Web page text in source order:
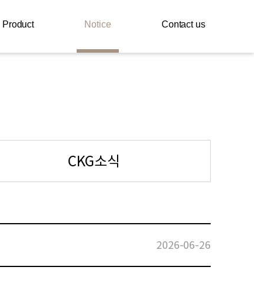
Product Notice Contact us
CKG소식
2026-06-26